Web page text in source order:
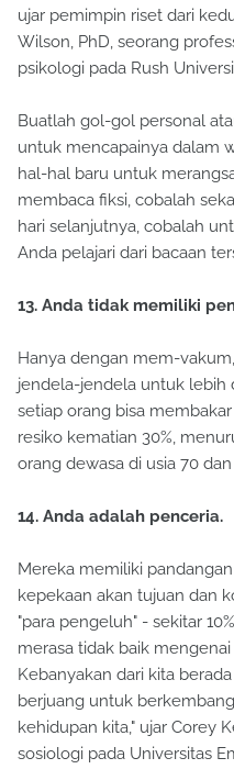
ujar pemimpin riset dari
Wilson, PhD, seorang
psikologi pada Rush
Buatlah gol-gol personal
untuk mencapainya dalam
hal-hal baru untuk
membaca fiksi, cobalah
hari selanjutnya, cobalah
Anda pelajari dari bacaan
13. Anda tidak memiliki
Hanya dengan mem-
jendela-jendela untuk lebih
setiap orang bisa
resiko kematian 30%,
orang dewasa di usia 70
14. Anda adalah penceria.
Mereka memiliki
kepekaan akan tujuan dan
"para pengeluh" - sekitar
merasa tidak baik
Kebanyakan dari kita
berjuang untuk
kehidupan kita," ujar Corey
sosiologi pada Universitas